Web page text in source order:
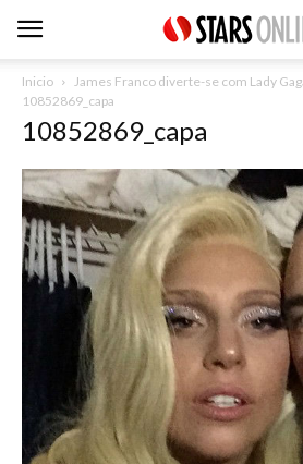
Inicio
James Franco diverte-se com Lady
10852869_capa
10852869_capa